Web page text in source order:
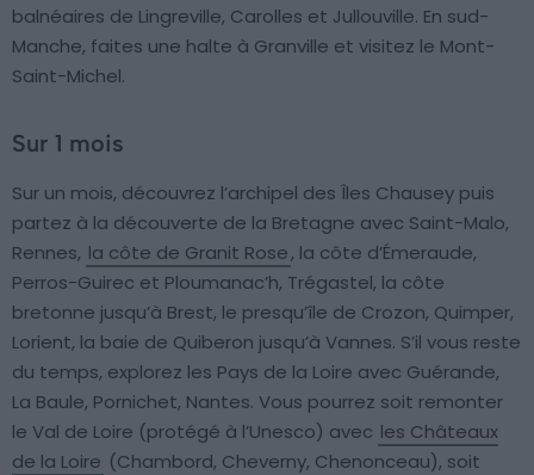
balnéaires de Lingreville, Carolles et Jullouville. En sud-
Manche, faites une halte à Granville et visitez le Mont-
Saint-Michel.
Sur 1 mois
Sur un mois, découvrez l’archipel des Îles Chausey puis
partez à la découverte de la Bretagne avec Saint-Malo,
Rennes, la côte de Granit Rose, la côte d’Émeraude,
Perros-Guirec et Ploumanac’h, Trégastel, la côte
bretonne jusqu’à Brest, le presqu’île de Crozon, Quimper,
Lorient, la baie de Quiberon jusqu’à Vannes. S’il vous reste
du temps, explorez les Pays de la Loire avec Guérande,
La Baule, Pornichet, Nantes. Vous pourrez soit remonter
le Val de Loire (protégé à l’Unesco) avec les Châteaux
de la Loire (Chambord, Cheverny, Chenonceau), soit